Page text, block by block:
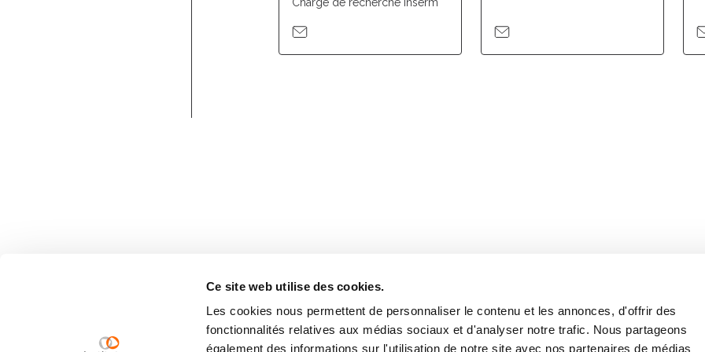
Ce site web utilise des cookies.
Les cookies nous permettent de personnaliser le contenu et les annonces, d'offrir des
fonctionnalités relatives aux médias sociaux et d'analyser notre trafic. Nous partageons
également des informations sur l'utilisation de notre site avec nos partenaires de médias